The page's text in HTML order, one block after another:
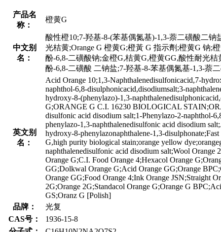
产品名
称：
橙黄G
中文别
名：
酸性橙10;7-羟基-8-(苯基偶氮基)-1,3-萘二磺酸二
光桔黄;Orange G 橙黄G;橙黃 G 指示劑;橙黄G 钠;
酚-6,8-二磺酸钠;金橙G,桔黄G,橙黄GG,酸性耐光
酚-6,8-二磺酸 二钠盐;7-羟基-8-苯基偶氮基-1,3-萘
英文别
名：
Acid Orange 10;1,3-Naphthalenedisulfonicacid,7-
naphthol-6,8-disulphonicacid,disodiumsalt;3-
hydroxy-8-(phenylazo)-1,3-
G;ORANGE G C.I. 16230 BIOLOGICAL
disulfonic acid disodium salt;1-Phenylazo-2-naphthol-
phenylazo-1,3-naphthalenedisulfonic acid disodium
hydroxy-8-phenylazonaphthalene-1,3-
G,high purity biological stain;orange yellow
naphthalenedisulfonic acid disodium salt;Wool
Orange G;C.I. Food Orange 4;Hexacol Orange
GG;Dolkwal Orange G;Acid Orange GG;Orange
Orange GG;Food Orange 4;Ink Orange JSN;Straight
2G;Orange 2G;Standacol Orange G;Orange G
GS;Oranz G [Polish]
品牌：
光复
CAS号：
1936-15-8